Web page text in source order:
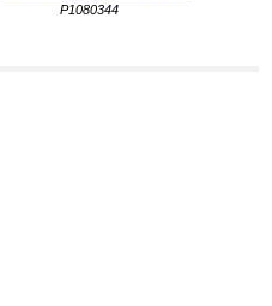
P1080344